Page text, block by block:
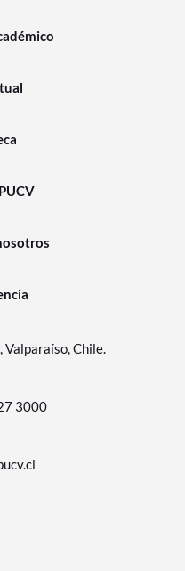
Valparaíso, Chile.
3000